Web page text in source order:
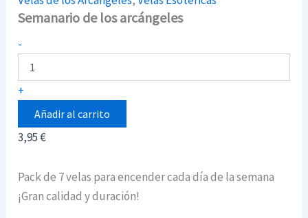
Semanario de los arcángeles
-
de
los
arcángeles
cantidad
+
Añadir al carrito
3,95€
Pack de 7 velas para encender cada día de la semana
¡Gran calidad y duración!